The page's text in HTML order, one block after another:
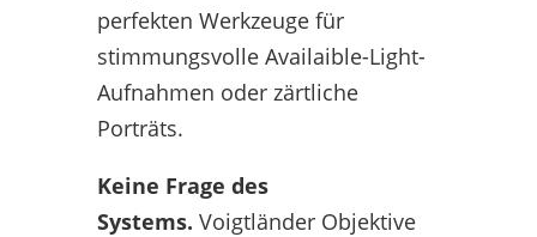
perfekten Werkzeuge für
stimmungsvolle Availaible-Light-
Aufnahmen oder zärtliche
Porträts.
Keine Frage des
Systems. Voigtländer Objektive